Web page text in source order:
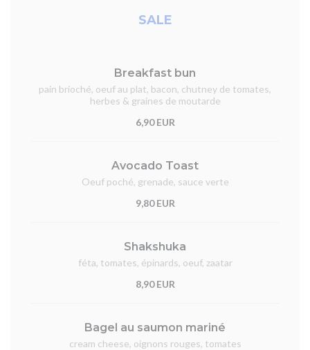
SALE
Breakfast bun
pain brioché, oeuf au plat, bacon, chutney de tomates,
herbes & graines de moutarde
6,90 EUR
Avocado Toast
Oeuf poché, grenade, sauce verte
9,80 EUR
Shakshuka
féta, tomates, épinards, oeuf, zaatar
8,90 EUR
Bagel au saumon mariné
cream cheese, oignons rouges, tomates